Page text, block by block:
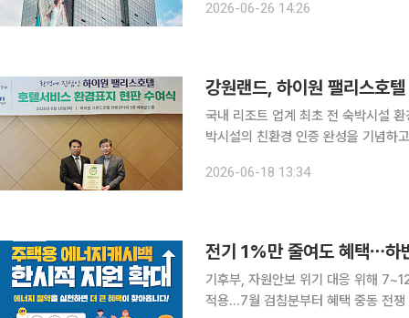
시상하고 있다. 한섬이 수상
2026-06-26 14:26
강원랜드, 하이원 팰리스호
국내 리조트 업계 최초 전 숙박시설 환경표지 인증 획득 강원랜드
박시설의 친환경 인증 완성을 기념하
강원랜드 대표이사 직무대행을 비롯
2026-06-18 13:34
전기 1%만 줄여도 혜택⋯하
기후부, 자원안보 위기 대응 위해
적용…7월 검침분부터 혜택 중동 전쟁 장기화 등에 따른 에너지 수급 불안에 대응하기 위해 올해 하